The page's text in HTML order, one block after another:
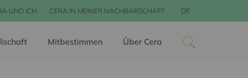
UND ICH CERA IN MEINER NACHBARSCHAFT DE
Mitbestimmen Über Cera